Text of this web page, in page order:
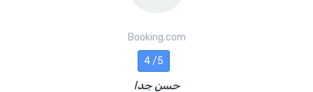
Booking.com
4 /5
حسن جدا